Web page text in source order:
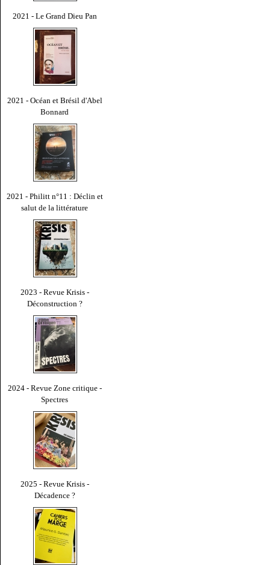
2021 - Le Grand Dieu Pan
2021 - Océan et Brésil d'Abel
Bonnard
2021 - Philitt n°11 : Déclin et
salut de la littérature
2023 - Revue Krisis -
Déconstruction ?
2024 - Revue Zone critique -
Spectres
2025 - Revue Krisis -
Décadence ?